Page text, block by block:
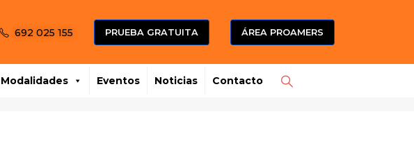
692 025 155 PRUEBA GRATUITA ÁREA PROAMERS
Modalidades Eventos Noticias Contacto